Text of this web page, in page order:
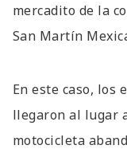
mercadito de la
San Martín
En este caso, los
llegaron al lugar
motocicleta